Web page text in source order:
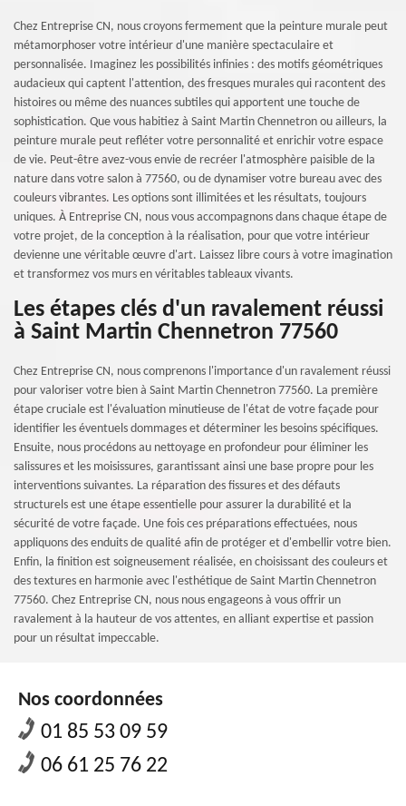
Chez Entreprise CN, nous croyons fermement que la peinture murale peut
métamorphoser votre intérieur d'une manière spectaculaire et
personnalisée. Imaginez les possibilités infinies : des motifs géométriques
audacieux qui captent l'attention, des fresques murales qui racontent des
histoires ou même des nuances subtiles qui apportent une touche de
sophistication. Que vous habitiez à Saint Martin Chennetron ou ailleurs, la
peinture murale peut refléter votre personnalité et enrichir votre espace
de vie. Peut-être avez-vous envie de recréer l'atmosphère paisible de la
nature dans votre salon à 77560, ou de dynamiser votre bureau avec des
couleurs vibrantes. Les options sont illimitées et les résultats, toujours
uniques. À Entreprise CN, nous vous accompagnons dans chaque étape de
votre projet, de la conception à la réalisation, pour que votre intérieur
devienne une véritable œuvre d'art. Laissez libre cours à votre imagination
et transformez vos murs en véritables tableaux vivants.
Les étapes clés d'un ravalement réussi
à Saint Martin Chennetron 77560
Chez Entreprise CN, nous comprenons l'importance d'un ravalement réussi
pour valoriser votre bien à Saint Martin Chennetron 77560. La première
étape cruciale est l'évaluation minutieuse de l'état de votre façade pour
identifier les éventuels dommages et déterminer les besoins spécifiques.
Ensuite, nous procédons au nettoyage en profondeur pour éliminer les
salissures et les moisissures, garantissant ainsi une base propre pour les
interventions suivantes. La réparation des fissures et des défauts
structurels est une étape essentielle pour assurer la durabilité et la
sécurité de votre façade. Une fois ces préparations effectuées, nous
appliquons des enduits de qualité afin de protéger et d'embellir votre bien.
Enfin, la finition est soigneusement réalisée, en choisissant des couleurs et
des textures en harmonie avec l'esthétique de Saint Martin Chennetron
77560. Chez Entreprise CN, nous nous engageons à vous offrir un
ravalement à la hauteur de vos attentes, en alliant expertise et passion
pour un résultat impeccable.
Nos coordonnées
01 85 53 09 59
06 61 25 76 22